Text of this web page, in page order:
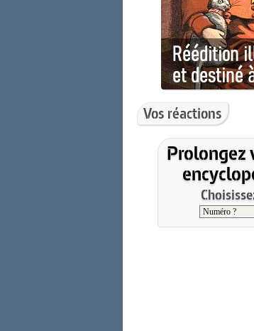
Vos réactions
Prolongez